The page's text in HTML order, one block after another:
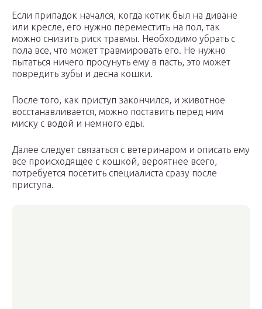
Если припадок начался, когда котик был на диване
или кресле, его нужно переместить на пол, так
можно снизить риск травмы. Необходимо убрать с
пола все, что может травмировать его. Не нужно
пытаться ничего просунуть ему в пасть, это может
повредить зубы и десна кошки.
После того, как приступ закончился, и животное
восстанавливается, можно поставить перед ним
миску с водой и немного еды.
Далее следует связаться с ветеринаром и описать ему
все происходящее с кошкой, вероятнее всего,
потребуется посетить специалиста сразу после
приступа.